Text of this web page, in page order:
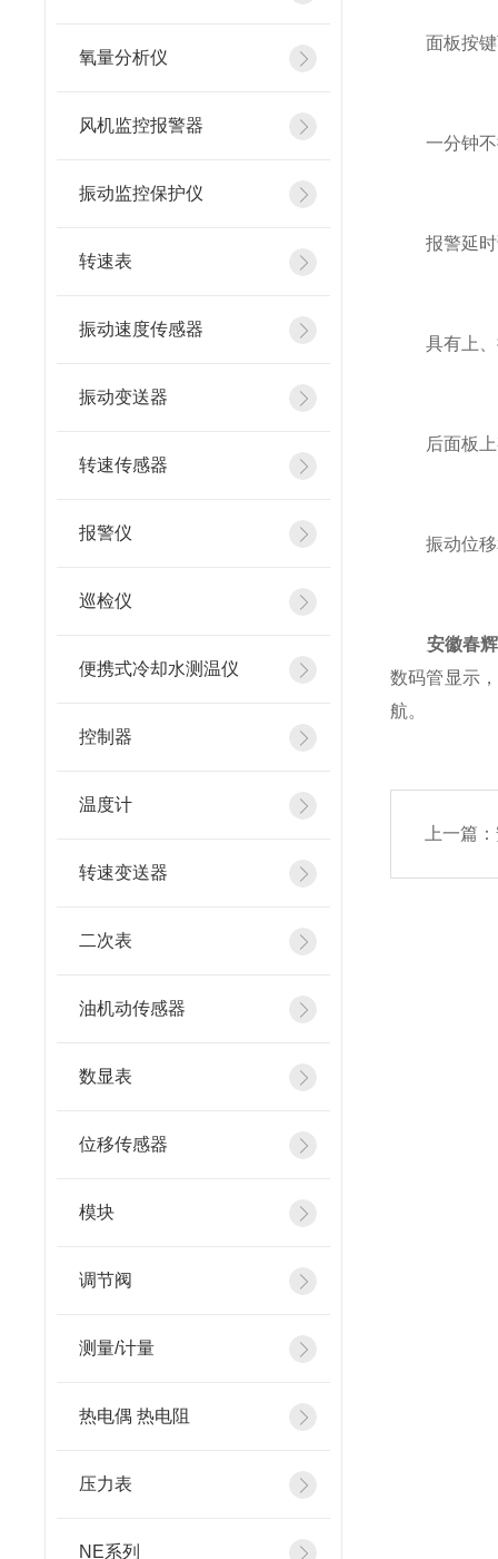
氧量分析仪
风机监控报警器
振动监控保护仪
转速表
振动速度传感器
振动变送器
转速传感器
报警仪
巡检仪
便携式冷却水测温仪
控制器
温度计
转速变送器
二次表
油机动传感器
数显表
位移传感器
模块
调节阀
测量/计量
热电偶 热电阻
压力表
NE系列
面板按键
一分钟不
报警延时
具有上、掉
后面板上有
振动位移
安徽春
数码管显示
航。
上一篇：